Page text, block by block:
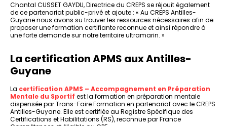
Chantal CUSSET GAYDU, Directrice du CREPS se réjouit également
de ce partenariat public-privé et ajoute : « Au CREPS Antilles-
Guyane nous avons su trouver les ressources nécessaires afin de
proposer une formation certifiante reconnue et ainsi répondre à
une forte demande sur notre territoire ultramarin. »
La certification APMS aux Antilles-
Guyane
La certification APMS – Accompagnement en Préparation
Mentale du Sportif est la formation en préparation mentale
dispensée par Trans-Faire Formation en partenariat avec le CREPS
Antilles-Guyane. Elle est certifiée au Registre Spécifique des
Certifications et Habilitations (RS), reconnue par France